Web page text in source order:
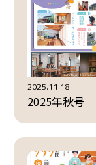
2025.11.18
2025年秋号